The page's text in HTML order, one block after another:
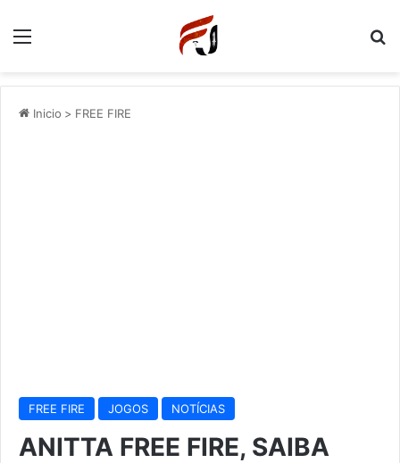
Menu
Inicio > FREE FIRE
FREE FIRE JOGOS NOTÍCIAS
ANITTA FREE FIRE, SAIBA